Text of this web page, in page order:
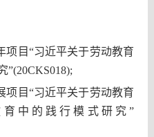
项目“习近平关于劳动教育
”(20CKS018);
项目“习近平关于劳动教育
中的践行模式研究”